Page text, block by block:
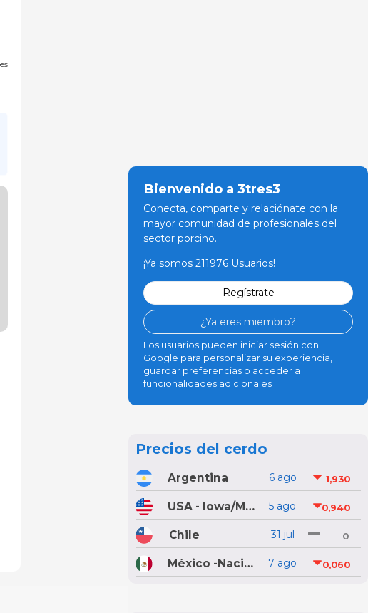
Bienvenido a 3tres3
Conecta, comparte y relaciónate con la
mayor comunidad de profesionales del
sector porcino.
¡Ya somos 211976 Usuarios!
Regístrate
¿Ya eres miembro?
Los usuarios pueden iniciar sesión con
Google para personalizar su experiencia,
guardar preferencias o acceder a
funcionalidades adicionales
Precios del cerdo
Argentina 6 ago 1,930
USA - Iowa/Minnesota 5 ago 0,940
Chile 31 jul 0
México -Nacional 7 ago 0,060